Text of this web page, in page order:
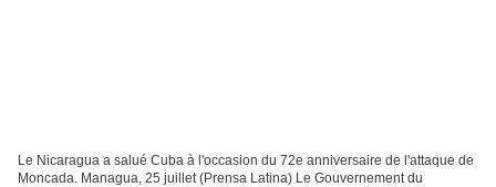
Le Nicaragua a salué Cuba à l'occasion du 72e anniversaire de l'attaque de
Moncada. Managua, 25 juillet (Prensa Latina) Le Gouvernement du